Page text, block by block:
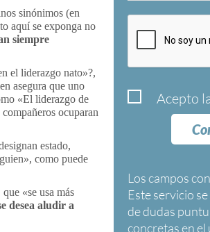
Acepto
Los campos
sinónimos (en
aquí se exponga no
siempre
el liderazgo nato»?,
asegura que uno
«El liderazgo de
ocuparan
estado,
como puede
«se usa más
desea aludir a